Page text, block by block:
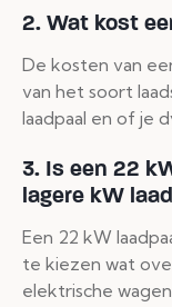
2. Wat kost
De kosten van
van het soort
laadpaal en of je
3. Is een 22
lagere kW
Een 22 kW
te kiezen wat
elektrische